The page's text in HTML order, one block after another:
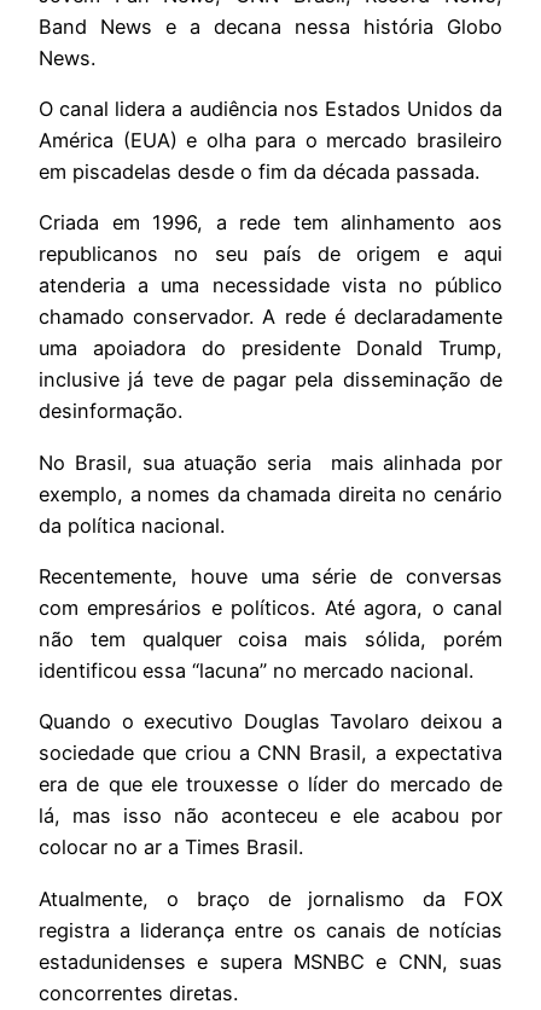
Band News e a decana nessa história Globo
News.
O canal lidera a audiência nos Estados Unidos da
América (EUA) e olha para o mercado brasileiro
em piscadelas desde o fim da década passada.
Criada em 1996, a rede tem alinhamento aos
republicanos no seu país de origem e aqui
atenderia a uma necessidade vista no público
chamado conservador. A rede é declaradamente
uma apoiadora do presidente Donald Trump,
inclusive já teve de pagar pela disseminação de
desinformação.
No Brasil, sua atuação seria mais alinhada por
exemplo, a nomes da chamada direita no cenário
da política nacional.
Recentemente, houve uma série de conversas
com empresários e políticos. Até agora, o canal
não tem qualquer coisa mais sólida, porém
identificou essa “lacuna” no mercado nacional.
Quando o executivo Douglas Tavolaro deixou a
sociedade que criou a CNN Brasil, a expectativa
era de que ele trouxesse o líder do mercado de
lá, mas isso não aconteceu e ele acabou por
colocar no ar a Times Brasil.
Atualmente, o braço de jornalismo da FOX
registra a liderança entre os canais de notícias
estadunidenses e supera MSNBC e CNN, suas
concorrentes diretas.